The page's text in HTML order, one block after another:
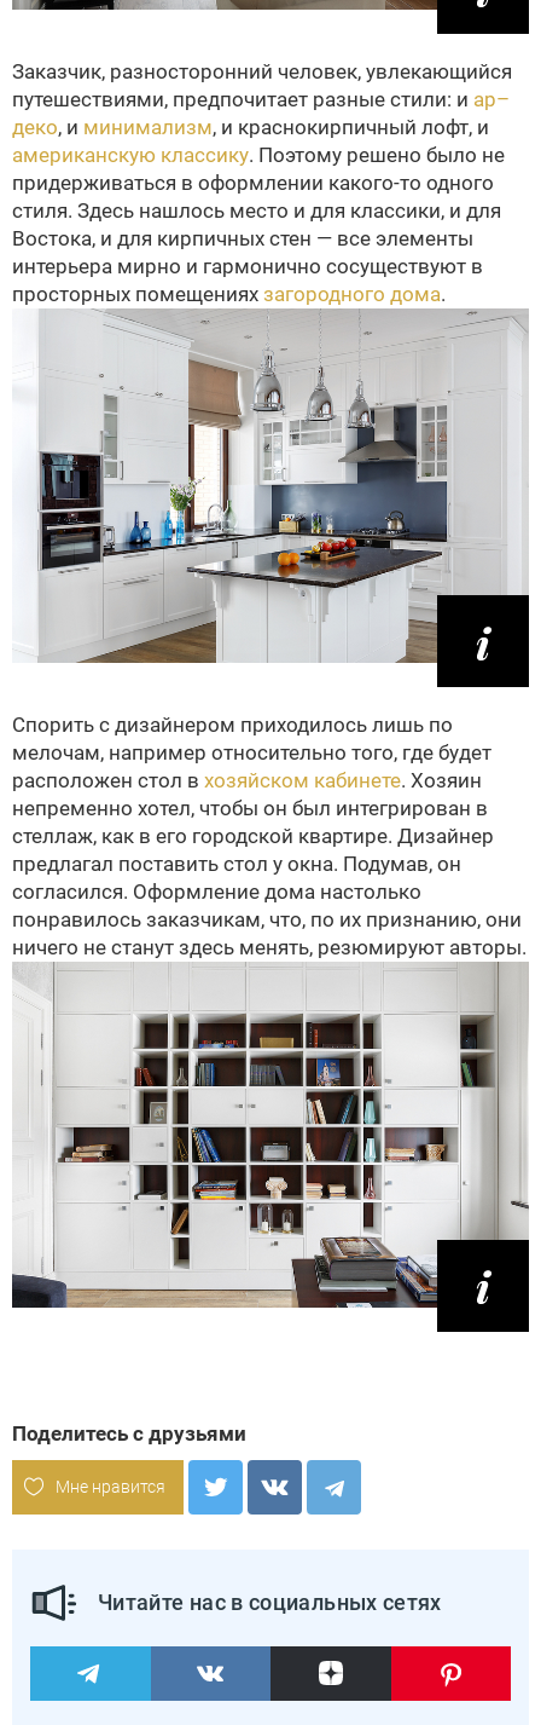
Заказчик, разносторонний человек, увлекающийся
путешествиями, предпочитает разные стили: и ар–
деко, и минимализм, и краснокирпичный лофт, и
американскую классику. Поэтому решено было не
придерживаться в оформлении какого‑то одного
стиля. Здесь нашлось место и для классики, и для
Востока, и для кирпичных стен — все элементы
интерьера мирно и гармонично сосуществуют в
просторных помещениях загородного дома.
Спорить с дизайнером приходилось лишь по
мелочам, например относительно того, где будет
расположен стол в хозяйском кабинете. Хозяин
непременно хотел, чтобы он был интегрирован в
стеллаж, как в его городской квартире. Дизайнер
предлагал поставить стол у окна. Подумав, он
согласился. Оформление дома настолько
понравилось заказчикам, что, по их признанию, они
ничего не станут здесь менять, резюмируют авторы.
Поделитесь с друзьями
Мне нравится
Читайте нас в социальных сетях